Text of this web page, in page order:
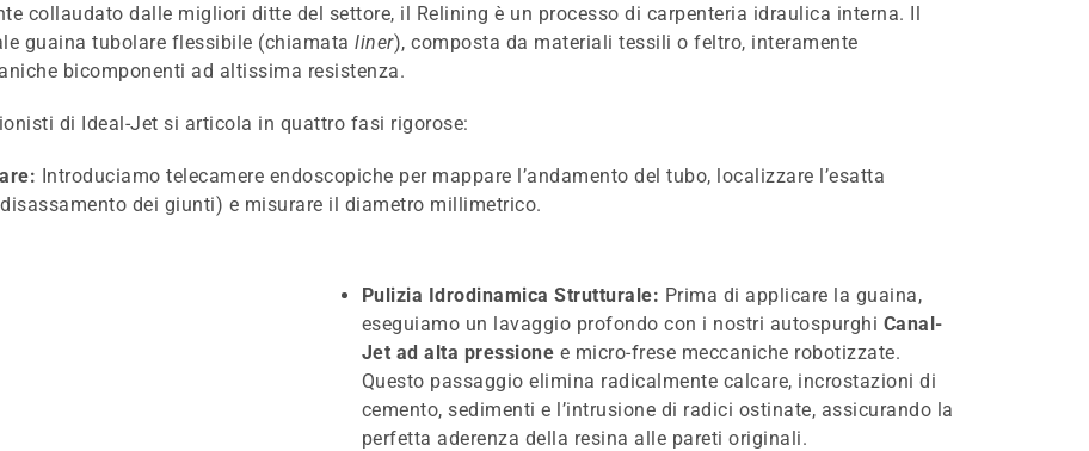
collaudato dalle migliori ditte del settore, il Relining è un processo di carpenteria idraulica interna. Il
guaina tubolare flessibile (chiamataliner), composta da materiali tessili o feltro, interamente
bicomponenti ad altissima resistenza.
di Ideal-Jet si articola in quattro fasi rigorose:
Introduciamo telecamere endoscopiche per mappare l’andamento del tubo, localizzare l’esatta
dei giunti) e misurare il diametro millimetrico.
Pulizia Idrodinamica Strutturale: Prima di applicare la guaina,
eseguiamo un lavaggio profondo con i nostri autospurghi Canal-
Jet ad alta pressione e micro-frese meccaniche robotizzate.
Questo passaggio elimina radicalmente calcare, incrostazioni di
cemento, sedimenti e l’intrusione di radici ostinate, assicurando la
perfetta aderenza della resina alle pareti originali.